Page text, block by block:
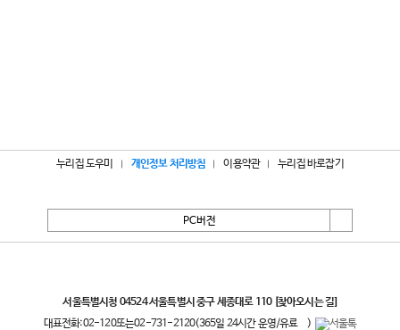
누리집 도우미 개인정보 처리방침 이용약관 누리집 바로잡기
PC버전
서울특별시청 04524 서울특별시 중구 세종대로 110 [찾아오시는 길]
대표전화:02-120또는02-731-2120(365일 24시간 운영/유료 )